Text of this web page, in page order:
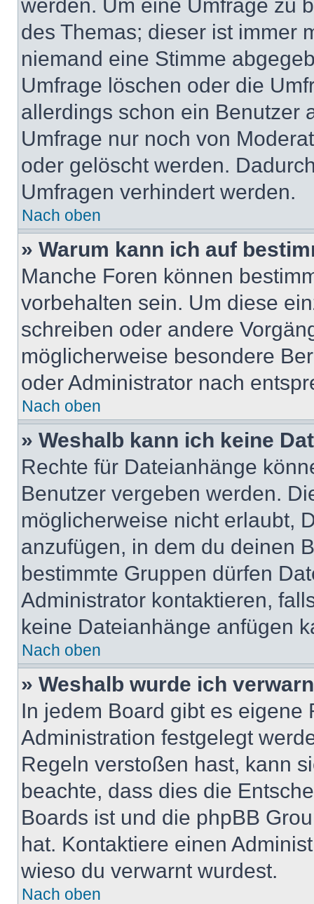
werden. Um eine Umfrage zu
des Themas; dieser ist immer
niemand eine Stimme
Umfrage löschen oder die
allerdings schon ein Benutzer
Umfrage nur noch von
oder gelöscht werden.
Umfragen verhindert werden.
Nach oben
» Warum kann ich auf
Manche Foren können
vorbehalten sein. Um diese
schreiben oder andere
möglicherweise besondere
oder Administrator nach
Nach oben
» Weshalb kann ich keine
Rechte für Dateianhänge
Benutzer vergeben werden.
möglicherweise nicht erlaubt,
anzufügen, in dem du deinen
bestimmte Gruppen dürfen
Administrator kontaktieren,
keine Dateianhänge anfügen
Nach oben
» Weshalb wurde ich
In jedem Board gibt es
Administration festgelegt
Regeln verstoßen hast, kann
beachte, dass dies die
Boards ist und die phpBB
hat. Kontaktiere einen
wieso du verwarnt wurdest.
Nach oben